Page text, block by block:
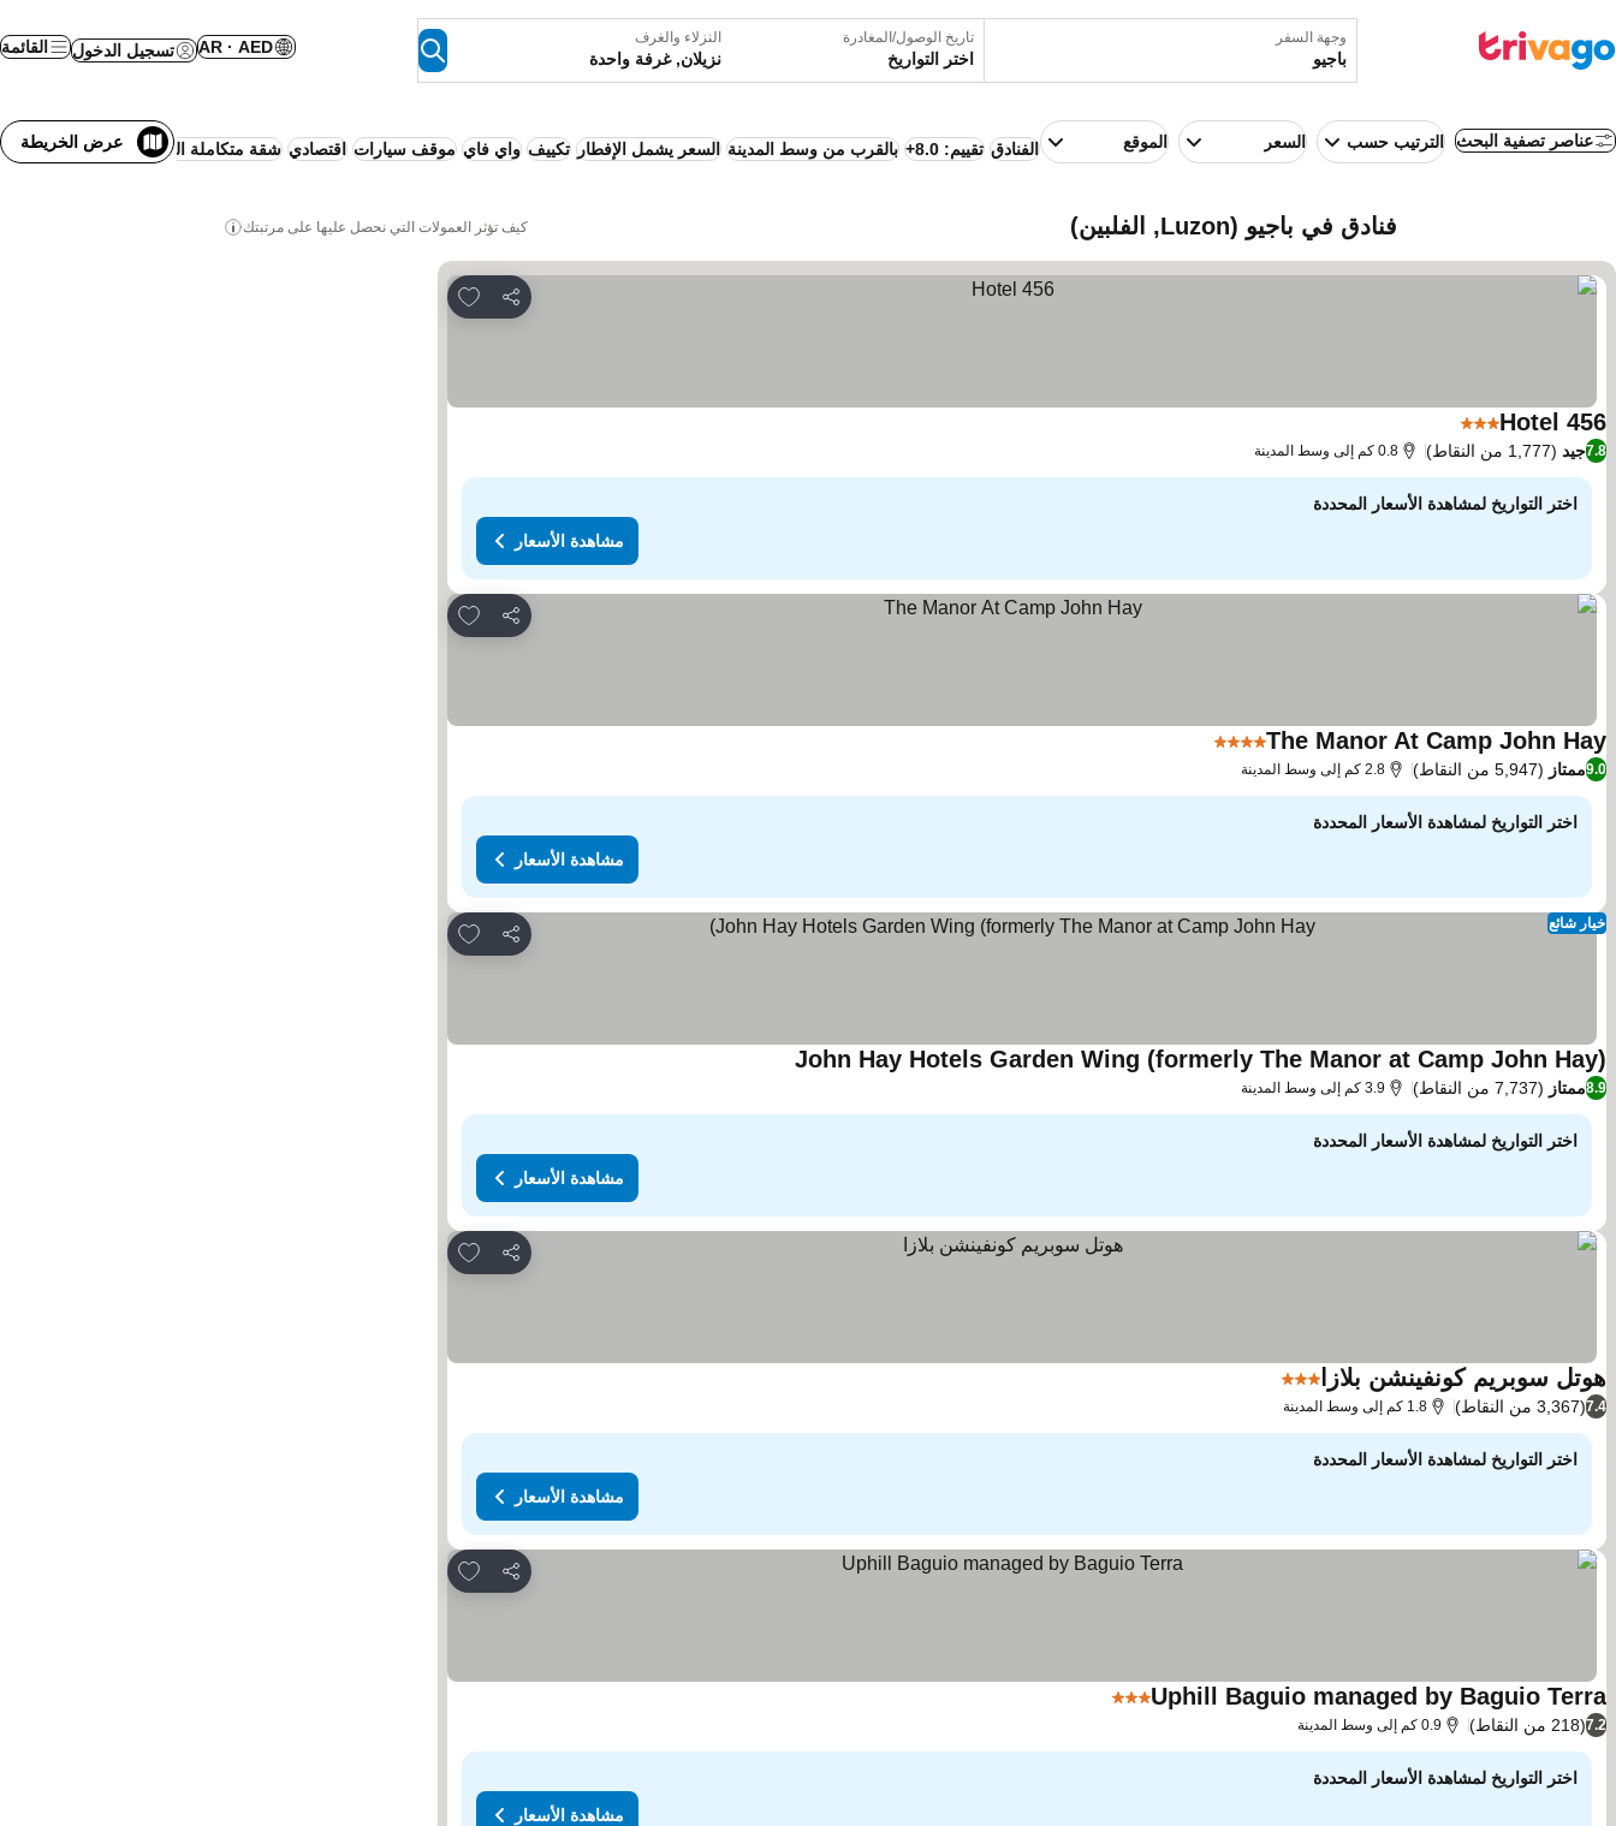
وجهة السفر تاريخ الوصول/المغادرة
اختر التواريخ
النزلاء والغرف
نزيلان, غرفة واحدة
AR · AED تسجيل الدخول القائمة
عناصر تصفية البحث الترتيب حسب السعر الموقع الفنادق تقييم: 8.0+ بالقرب من وسط المدينة السعر يشمل الإفطار تكييف واي فاي موقف سيارات اقتصادي شقة متكاملة الخدمات شقة/منزل
عرض الخريطة
فنادق في باجيو (Luzon, الفلبين) كيف تؤثر العمولات التي نحصل عليها على مرتبتك
مشاركة
Add to favorites
456 Hotel 3 عدد النجوم
7.8جيد (1,777 من النقاط) 0.8 كم إلى وسط المدينة
اختر التواريخ لمشاهدة الأسعار المحددة
مشاهدة الأسعار
مشاركة
Add to favorites
The Manor At Camp John Hay4 عدد النجوم
9.0ممتاز (5,947 من النقاط) 2.8 كم إلى وسط المدينة
اختر التواريخ لمشاهدة الأسعار المحددة
مشاهدة الأسعار
مشاركة
Add to favorites خيار شائع
John Hay Hotels Garden Wing (formerly The Manor at Camp John Hay)
8.9ممتاز (7,737 من النقاط) 3.9 كم إلى وسط المدينة
اختر التواريخ لمشاهدة الأسعار المحددة
مشاهدة الأسعار
مشاركة
Add to favorites
هوتل سوبريم كونفينشن بلازا 3 عدد النجوم
7.4(3,367 من النقاط) 1.8 كم إلى وسط المدينة
اختر التواريخ لمشاهدة الأسعار المحددة
مشاهدة الأسعار
مشاركة
Add to favorites
Uphill Baguio managed by Baguio Terra3 عدد النجوم
7.2(218 من النقاط) 0.9 كم إلى وسط المدينة
اختر التواريخ لمشاهدة الأسعار المحددة
مشاهدة الأسعار